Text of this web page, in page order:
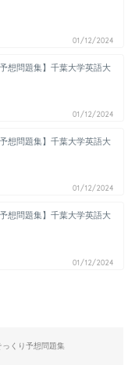
01/12/2024
想問題集】千葉大学英語大
01/12/2024
想問題集】千葉大学英語大
01/12/2024
想問題集】千葉大学英語大
01/12/2024
っくり予想問題集